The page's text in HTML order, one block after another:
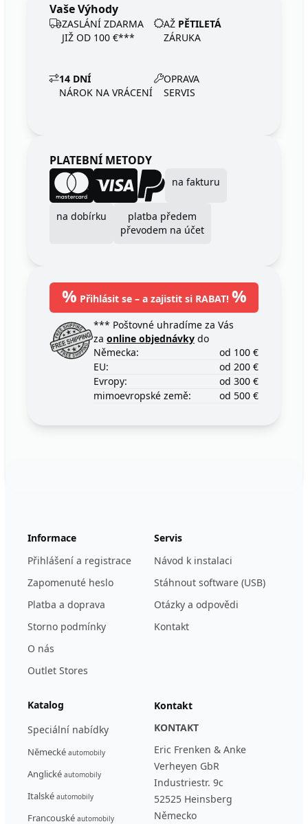
Vaše Výhody
ZASLÁNÍ ZDARMA
JIŽ OD 100 €***
AŽ PĚTILETÁ
ZÁRUKA
14 DNÍ
NÁROK NA VRÁCENÍ
OPRAVA
SERVIS
PLATEBNÍ METODY
na fakturu
na dobírku
platba předem
převodem na účet
% Přihlásit se – a zajistit si RABAT! %
*** Poštovné uhradíme za Vás
za online objednávky do
Německa:
od 100 €
EU:
od 200 €
Evropy:
od 300 €
mimoevropské země:
od 500 €
Informace
Přihlášení a registrace
Zapomenuté heslo
Platba a doprava
Storno podmínky
O nás
Outlet Stores
Servis
Návod k instalaci
Stáhnout software (USB)
Otázky a odpovědi
Kontakt
Katalog
Speciální nabídky
Německé automobily
Anglické automobily
Italské automobily
Francouské automobily
Kontakt
KONTAKT
Eric Frenken & Anke
Verheyen GbR
Industriestr. 9c
52525 Heinsberg
Německo